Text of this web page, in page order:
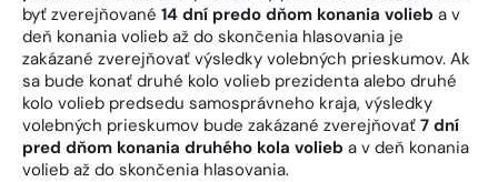
byť zverejňované 14 dní predo dňom konania volieb a v
deň konania volieb až do skončenia hlasovania je
zakázané zverejňovať výsledky volebných prieskumov. Ak
sa bude konať druhé kolo volieb prezidenta alebo druhé
kolo volieb predsedu samosprávneho kraja, výsledky
volebných prieskumov bude zakázané zverejňovať 7 dní
pred dňom konania druhého kola volieb a v deň konania
volieb až do skončenia hlasovania.